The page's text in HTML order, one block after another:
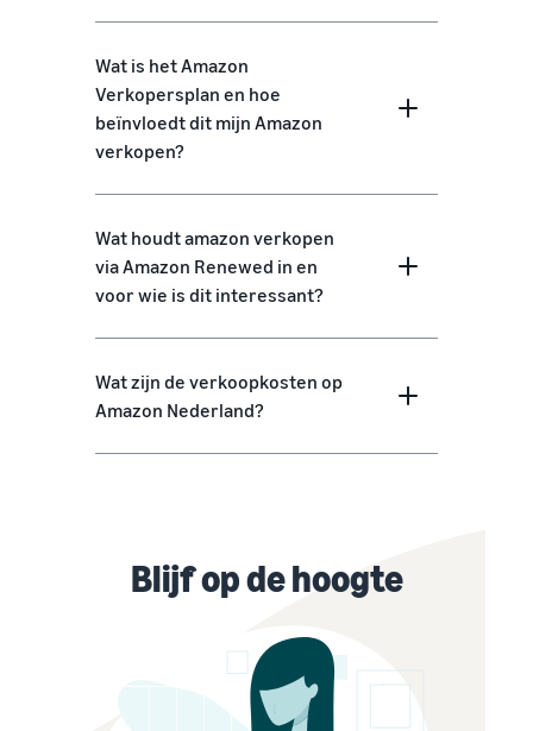
Wat is het Amazon
Verkopersplan en hoe
beïnvloedt dit mijn Amazon
verkopen?
Wat houdt amazon verkopen
via Amazon Renewed in en
voor wie is dit interessant?
Wat zijn de verkoopkosten op
Amazon Nederland?
Blijf op de hoogte